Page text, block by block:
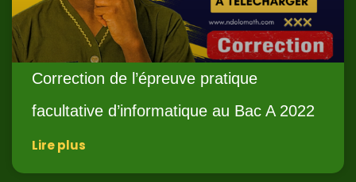
Correction de l’épreuve pratique
facultative d’informatique au Bac A 2022
Lire plus